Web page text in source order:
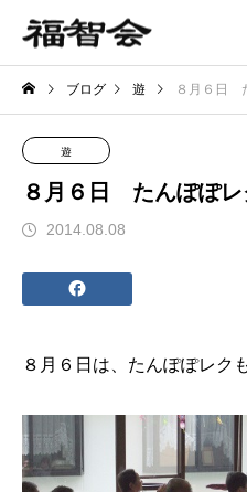
ブログ 遊 ８月６日
遊
８月６日 たんぽぽレ
2014.08.08
８月６日は、 たんぽぽレク